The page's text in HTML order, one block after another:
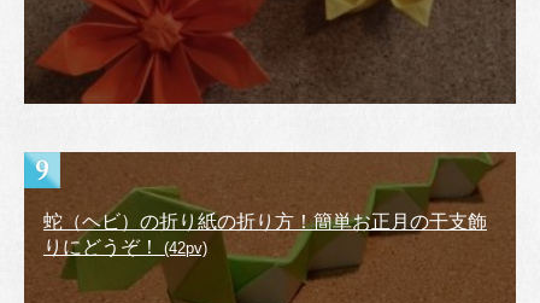
蛇（ヘビ）の折り紙の折り方！簡単お正月の干支飾
りにどうぞ！
(42pv)